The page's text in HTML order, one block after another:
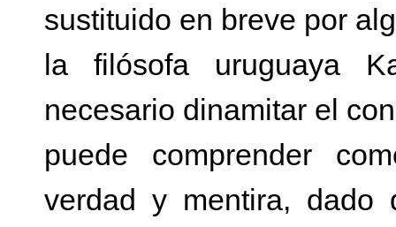
sustituido en breve por
la filósofa uruguaya
necesario dinamitar el
puede comprender
verdad y mentira, dado